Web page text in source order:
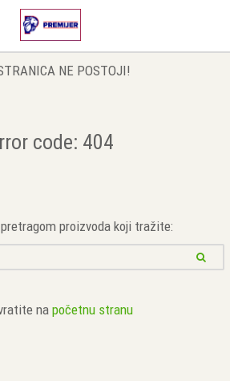
NE POSTOJI!
code: 404
proizvoda koji tražite:
napočetnu stranu